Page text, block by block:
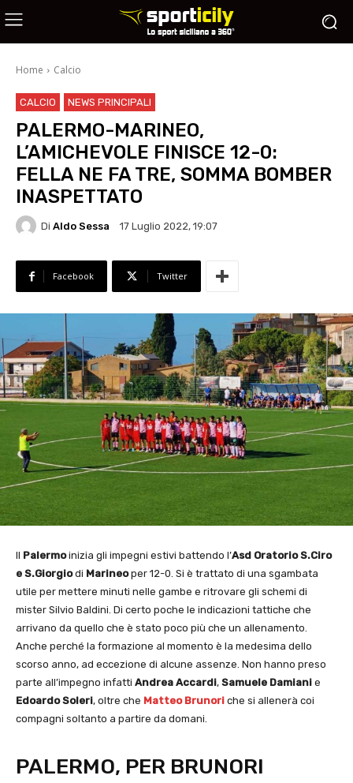
Home Calcio
CALCIO NEWS PRINCIPALI
PALERMO-MARINEO,
L’AMICHEVOLE FINISCE 12-0:
FELLA NE FA TRE, SOMMA BOMBER
INASPETTATO
Di Aldo Sessa 17 Luglio 2022, 19:07
Facebook Twitter
Il Palermoinizia gli impegni estivi battendo l’Asd Oratorio S.Ciro
e S.Giorgiodi Marineoper 12-0. Si è trattato di una sgambata
utile per mettere minuti nelle gambe e ritrovare gli schemi di
mister Silvio Baldini. Di certo poche le indicazioni tattiche che
arrivano da quello che è stato poco più che un allenamento.
Anche perché la formazione al momento è la medesima dello
scorso anno, ad eccezione di alcune assenze. Non hanno preso
parte all’impegno infatti Andrea Accardi, Samuele Damiani e
Edoardo Soleri, oltre che Matteo Brunori che si allenerà coi
compagni soltanto a partire da domani.
PALERMO, PER BRUNORI